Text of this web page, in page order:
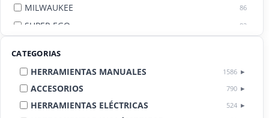
MILWAUKEE 86
SUPER EGO 82
CATEGORIAS
HERRAMIENTAS MANUALES 1586
ACCESORIOS 790
HERRAMIENTAS ELÉCTRICAS 524